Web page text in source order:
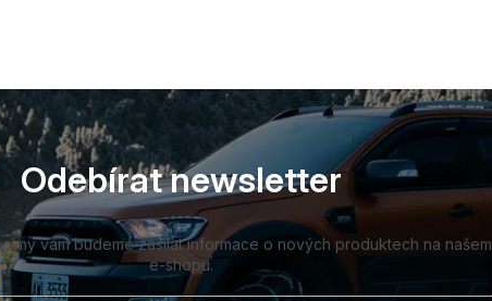
Odebírat newsletter
my vám budeme zasílat informace o nových produktech na našem
e-shopu.